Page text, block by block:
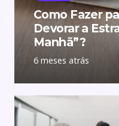
Como Fazer
Devorar a
Manhã”?
6 meses atrás